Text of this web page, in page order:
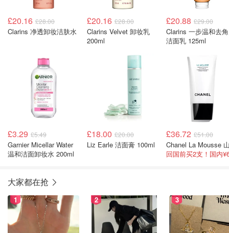
£20.16 £28.00
Clarins 净透卸妆洁肤水
£20.16 £28.00
Clarins Velvet 卸妆乳
200ml
£20.88 £29.00
Clarins 一步温和去
洁面乳 125ml
£3.29 £5.49
Garnier Micellar Water
温和洁面卸妆水 200ml
£18.00 £20.00
Liz Earle 洁面膏 100ml
£36.72 £51.00
大家都在抢
1 2 3